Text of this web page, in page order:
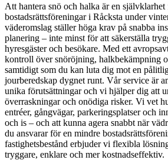
Att hantera snö och halka är en självklarhet
bostadsrättsföreningar i Råcksta under
väderomslag ställer höga krav på snabba
planering – inte minst för att säkerställa
hyresgäster och besökare. Med ett
kontroll över snöröjning, halkbekämpning
samtidigt som du kan luta dig mot en
jourberedskap dygnet runt. Vår service är
unika förutsättningar och vi hjälper dig att
överraskningar och onödiga risker. Vi vet
entréer, gångvägar, parkeringsplatser och
och is – och att kunna agera snabbt när
du ansvarar för en mindre
fastighetsbestånd erbjuder vi flexibla
tryggare, enklare och mer kostnadseffektiv.